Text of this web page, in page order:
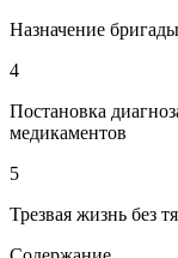
Назначение
4
Постановка
медикаментов
5
Трезвая жизнь без